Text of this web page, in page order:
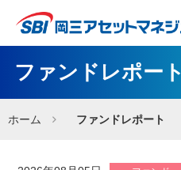
ファンドレポート
ホーム ファンドレポート